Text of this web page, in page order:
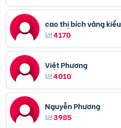
cao thị bích vâng kiều
4170
Việt Phương
4010
Nguyễn Phương
3985